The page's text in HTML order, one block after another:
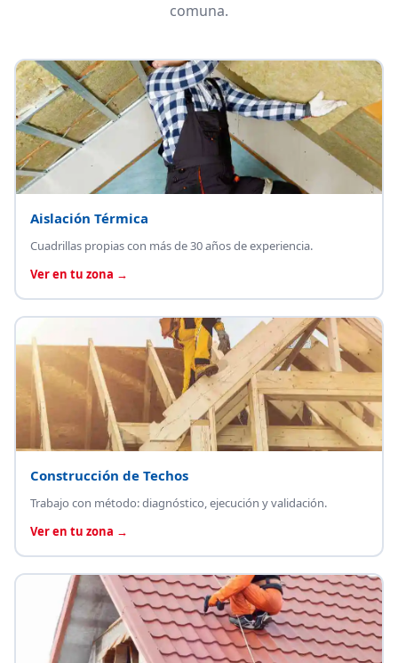
comuna.
Aislación Térmica
Cuadrillas propias con más de 30 años de experiencia.
Ver en tu zona →
Construcción de Techos
Trabajo con método: diagnóstico, ejecución y validación.
Ver en tu zona →